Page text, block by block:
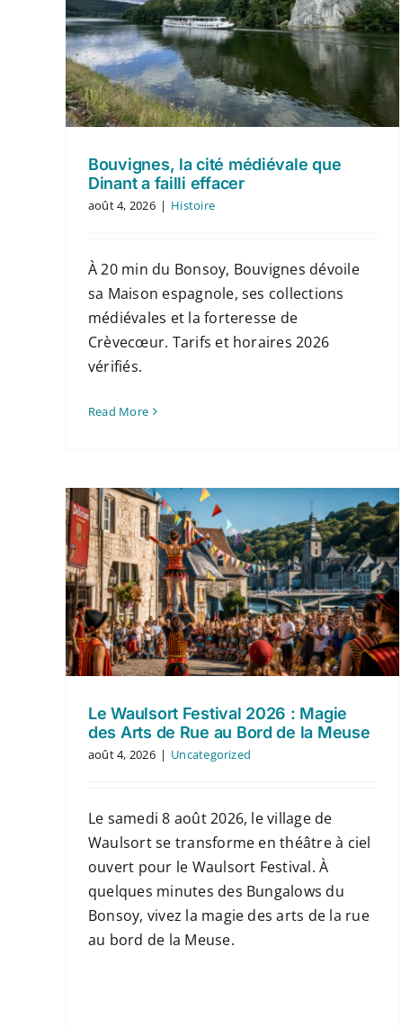
Bouvignes, la cité médiévale que
Dinant a failli effacer
août 4, 2026 | Histoire
À 20 min du Bonsoy, Bouvignes dévoile
sa Maison espagnole, ses collections
médiévales et la forteresse de
Crèvecœur. Tarifs et horaires 2026
vérifiés.
Read More
Le Waulsort Festival 2026 : Magie
des Arts de Rue au Bord de la Meuse
août 4, 2026 | Uncategorized
Le samedi 8 août 2026, le village de
Waulsort se transforme en théâtre à ciel
ouvert pour le Waulsort Festival. À
quelques minutes des Bungalows du
Bonsoy, vivez la magie des arts de la rue
au bord de la Meuse.